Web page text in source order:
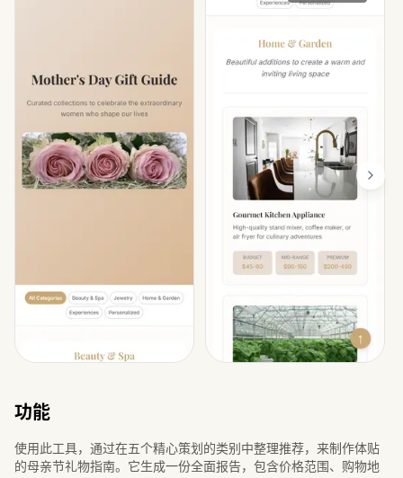
功能
使用此工具，通过在五个精心策划的类别中整理推荐，来制作体贴
的母亲节礼物指南。它生成一份全面报告，包含价格范围、购物地